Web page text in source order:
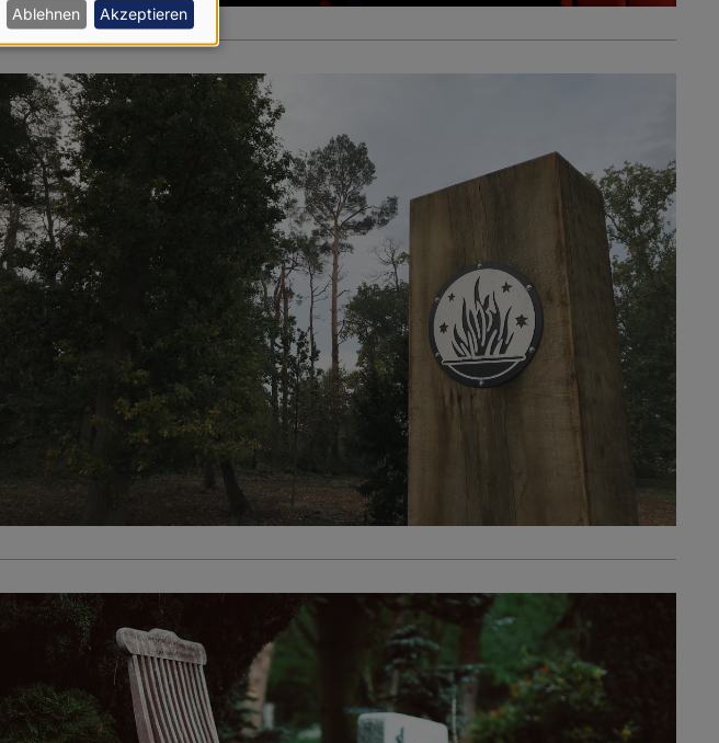
Ablehnen Akzeptieren